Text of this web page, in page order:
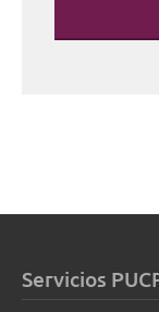
Servicios